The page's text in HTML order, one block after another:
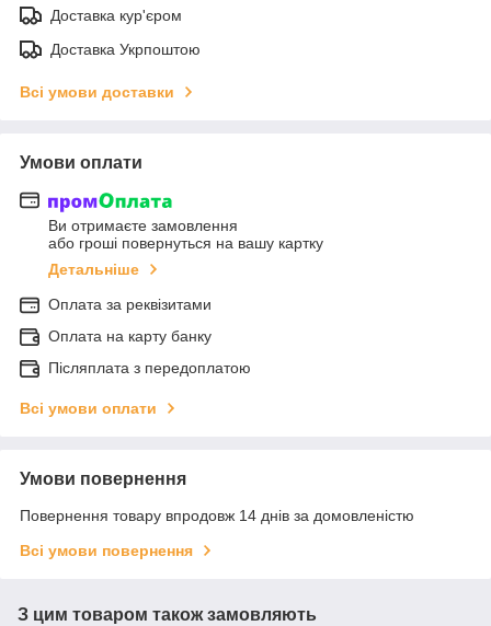
Доставка кур'єром
Доставка Укрпоштою
Всі умови доставки
Умови оплати
Ви отримаєте замовлення
або гроші повернуться на вашу картку
Детальніше
Оплата за реквізитами
Оплата на карту банку
Післяплата з передоплатою
Всі умови оплати
Умови повернення
Повернення товару впродовж 14 днів за домовленістю
Всі умови повернення
З цим товаром також замовляють